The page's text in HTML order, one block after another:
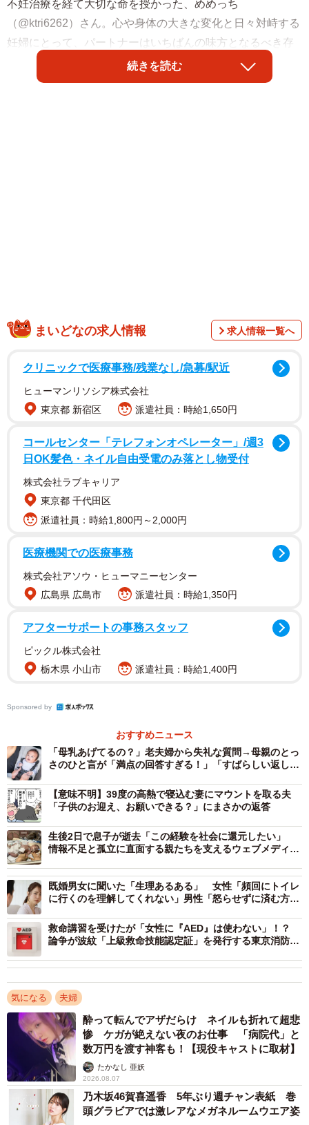
不妊治療を経て大切な命を授かった、めめっち
（@ktri6262）さん。心や身体の大きな変化と日々対峙する
妊婦にとって、パートナーはいちばんの味方となるべき存
X（旧Twitter）に投稿された悲痛なポストが大きな注目を集
めた。
「旦那に妊娠中太ったことをいじられて、仕方のないこと
だしやめてって何回も言ってるのにやめてくれなくて、一
人で泣いた。週数相当の大きさだし体重指摘されてるわけ
でもないのにさ。謝ってくれたけど、『パートナーが大き
くなっていくのこんなきついとは思わんやった』とか言わ
れて悲しい」
＜めめっちさんのXの投稿より＞
2/6
「妊娠で妻の体型が大きくなっていくのがきつい…」と嘆く無責任な夫
に、各方面のプロから「大喜利」みたいな批判が殺到
妊娠中の体型変化は「胎児と成長と妊婦の命」を
守るため
めめっちさんの投稿に対して、「妊娠を何だと思ってる
の？」「宝物の嫁さんが宝物の子どもを産もうと苦労して
る時に何やってんの」「多分苦労なさったご懐妊なのよ。
がんばった奥さんがこんなこと言われてるの見て本当に本
当につれぇよ 。あっちゃなんねぇよこんな発言」といった
苦言のリプライが殺到。
また、産婦人科医や医療関係者からも、「妊娠で体型が変
化するのは胎児の成長と出産時の出血に備えるため」「脂
続きを読む
まいどなの求人情報 求人情報一覧へ
クリニックで医療事務/残業なし/急募/駅近
ヒューマンリソシア株式会社
東京都 新宿区
派遣社員：時給1,650円
コールセンター「テレフォンオペレーター」/週3
日OK髪色・ネイル自由受電のみ落とし物受付
株式会社ラブキャリア
東京都 千代田区
派遣社員：時給1,800円～2,000円
医療機関での医療事務
株式会社アソウ・ヒューマニーセンター
広島県 広島市
派遣社員：時給1,350円
アフターサポートの事務スタッフ
ピックル株式会社
栃木県 小山市
派遣社員：時給1,400円
Sponsored by
おすすめニュース
「母乳あげてるの？」老夫婦から失礼な質問→母親のとっ
さのひと言が「満点の回答すぎる！」「すばらしい返し」
【意味不明】39度の高熱で寝込む妻にマウントを取る夫
「子供のお迎え、お願いできる？」にまさかの返答
生後2日で息子が逝去「この経験を社会に還元したい」
情報不足と孤立に直面する親たちを支えるウェブメディア
既婚男女に聞いた「生理あるある」 女性「頻回にトイレ
に行くのを理解してくれない」男性「怒らせずに済む方法
救命講習を受けたが「女性に『AED』は使わない」！？
論争が波紋「上級救命技能認定証」を発行する東京消防庁
気になる 夫婦
酔って転んでアザだらけ ネイルも折れて超悲
惨 ケガが絶えない夜のお仕事 「病院代」と
数万円を渡す神客も！【現役キャストに取材】
たかなし 亜妖
2026.08.07
乃木坂46賀喜遥香 5年ぶり週チャン表紙 巻
頭グラビアでは激レアなメガネルームウエア姿